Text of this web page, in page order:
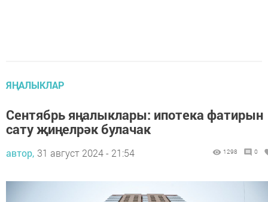
ЯҢАЛЫКЛАР
Сентябрь яңалыклары: ипотека фатирын
сату җиңелрәк булачак
автор, 31 август 2024 - 21:54 1298 0